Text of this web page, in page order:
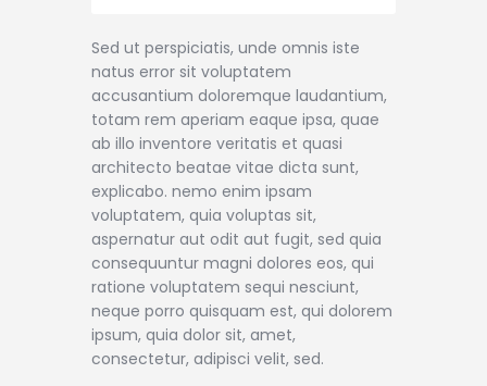
Sed ut perspiciatis, unde omnis iste
natus error sit voluptatem
accusantium doloremque laudantium,
totam rem aperiam eaque ipsa, quae
ab illo inventore veritatis et quasi
architecto beatae vitae dicta sunt,
explicabo. nemo enim ipsam
voluptatem, quia voluptas sit,
aspernatur aut odit aut fugit, sed quia
consequuntur magni dolores eos, qui
ratione voluptatem sequi nesciunt,
neque porro quisquam est, qui dolorem
ipsum, quia dolor sit, amet,
consectetur, adipisci velit, sed.